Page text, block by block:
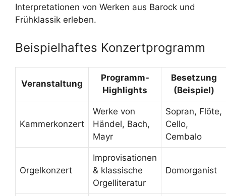
Interpretationen von Werken aus Barock und
Frühklassik erleben.
Beispielhaftes Konzertprogramm
Veranstaltung
Programm-
Highlights
Besetzung
(Beispiel)
Kammerkonzert
Werke von
Händel, Bach,
Mayr
Sopran, Flöte,
Cello,
Cembalo
Orgelkonzert
Improvisationen
& klassische
Orgelliteratur
Domorganist